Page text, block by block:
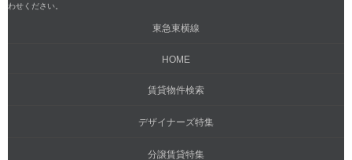
わせください。
東急東横線
HOME
賃貸物件検索
デザイナーズ特集
分譲賃貸特集